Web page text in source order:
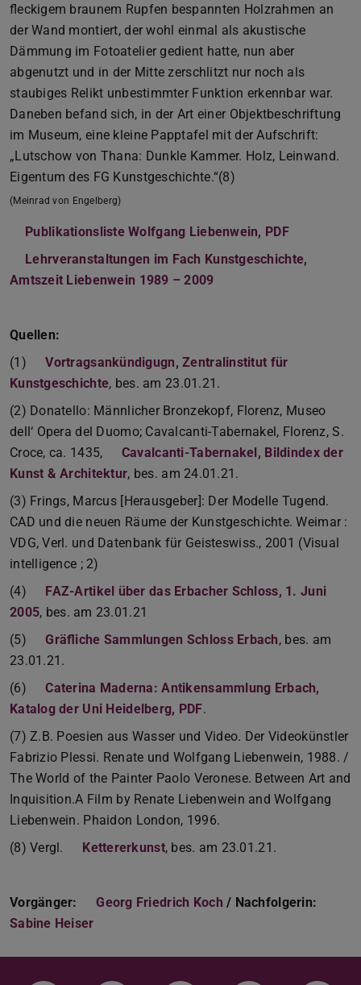
fleckigem braunem Rupfen bespannten Holzrahmen an
der Wand montiert, der wohl einmal als akustische
Dämmung im Fotoatelier gedient hatte, nun aber
abgenutzt und in der Mitte zerschlitzt nur noch als
staubiges Relikt unbestimmter Funktion erkennbar war.
Daneben befand sich, in der Art einer Objektbeschriftung
im Museum, eine kleine Papptafel mit der Aufschrift:
„Lutschow von Thana: Dunkle Kammer. Holz, Leinwand.
Eigentum des FG Kunstgeschichte.“(8)
(Meinrad von Engelberg)
Publikationsliste Wolfgang Liebenwein, PDF(PDF-Datei)
(wird in
Lehrveranstaltungen im Fach Kunstgeschichte,
Amtszeit Liebenwein 1989 – 2009
Quellen:
(1)
Vortragsankündigugn, Zentralinstitut für
Kunstgeschichte, bes. am 23.01.21.
(2) Donatello: Männlicher Bronzekopf, Florenz, Museo
dell‘ Opera del Duomo; Cavalcanti-Tabernakel, Florenz, S.
Croce, ca. 1435,
Cavalcanti-Tabernakel, Bildindex der
Kunst & Architektur, bes. am 24.01.21.
(3) Frings, Marcus [Herausgeber]: Der Modelle Tugend.
CAD und die neuen Räume der Kunstgeschichte. Weimar :
VDG, Verl. und Datenbank für Geisteswiss., 2001 (Visual
intelligence ; 2)
(4)
FAZ-Artikel über das Erbacher Schloss, 1. Juni
2005, bes. am 23.01.21
(5)
Gräfliche Sammlungen Schloss Erbach, bes. am
23.01.21.
(6)
Caterina Maderna: Antikensammlung Erbach,
Katalog der Uni Heidelberg, PDF(PDF-Datei)
(wird in neuem Tab
.
(7) Z.B. Poesien aus Wasser und Video. Der Videokünstler
Fabrizio Plessi. Renate und Wolfgang Liebenwein, 1988. /
The World of the Painter Paolo Veronese. Between Art and
Inquisition.A Film by Renate Liebenwein and Wolfgang
Liebenwein. Phaidon London, 1996.
(8) Vergl.
Kettererkunst, bes. am 23.01.21.
Vorgänger: Georg Friedrich Koch / Nachfolgerin:
Sabine Heiser